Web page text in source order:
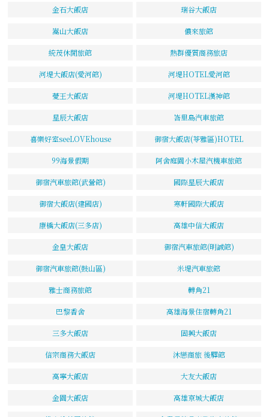
金石大飯店 瑞谷大飯店
嵩山大飯店 儂來旅館
統茂休閒旅館 熱群優質商務旅店
河堤大飯店(愛河館) 河堤HOTEL愛河館
薆王大飯店 河堤HOTEL漢神館
星辰大飯店 峇里島汽車旅館
喜樂好室seeLOVEhouse 御宿大飯店(苓雅區)HOTEL
99海景假期 阿舍庭園小木屋汽機車旅館
御宿汽車旅館(武營館) 國際星辰大飯店
御宿大飯店(建國店) 寒軒國際大飯店
康橋大飯店(三多店) 高雄中信大飯店
金皇大飯店 御宿汽車旅館(明誠館)
御宿汽車旅館(鼓山區) 米堤汽車旅館
雅士商務旅館 轉角21
巴黎香舍 高雄海景住宿轉角21
三多大飯店 固興大飯店
信宗商務大飯店 沐戀商旅 後驛館
高寧大飯店 大友大飯店
金園大飯店 高雄京城大飯店